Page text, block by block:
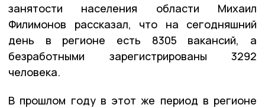
занятости населения области Михаил
Филимонов рассказал, что на сегодняшний
день в регионе есть 8305 вакансий, а
безработными зарегистрированы 3292
человека.
В прошлом году в этот же период в регионе